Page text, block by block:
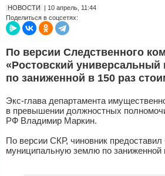
НОВОСТИ
| 10 апрель, 11:44
Поделиться в соцсетях:
По версии Следственного
«Ростовский
по заниженной в 150 раз
Экс-глава департамента
в превышении должностных
РФ Владимир Маркин.
По версии СКР, чиновник
муниципальную землю по заниженной